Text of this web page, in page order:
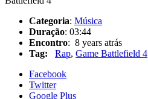
Categoria: Música
Duração: 03:44
Encontro: 8 years atrás
Tag:
Rap, Game Battlefield 4
Facebook
Twitter
Google Plus